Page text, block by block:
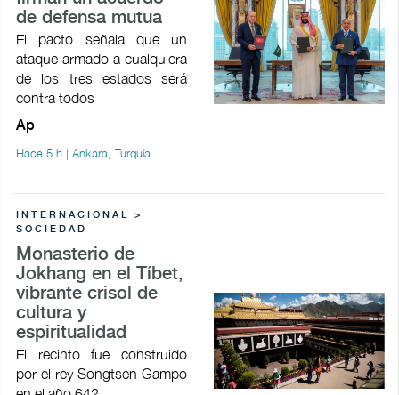
de defensa mutua
El pacto señala que un
ataque armado a cualquiera
de los tres estados será
contra todos
Ap
Hace 5 h | Ankara, Turquía
INTERNACIONAL >
SOCIEDAD
Monasterio de
Jokhang en el Tíbet,
vibrante crisol de
cultura y
espiritualidad
El recinto fue construido
por el rey Songtsen Gampo